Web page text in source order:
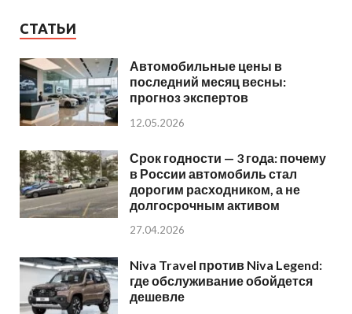
СТАТЬИ
Автомобильные цены в
последний месяц весны:
прогноз экспертов
12.05.2026
Срок годности — 3 года: почему
в России автомобиль стал
дорогим расходником, а не
долгосрочным активом
27.04.2026
Niva Travel против Niva Legend:
где обслуживание обойдется
дешевле